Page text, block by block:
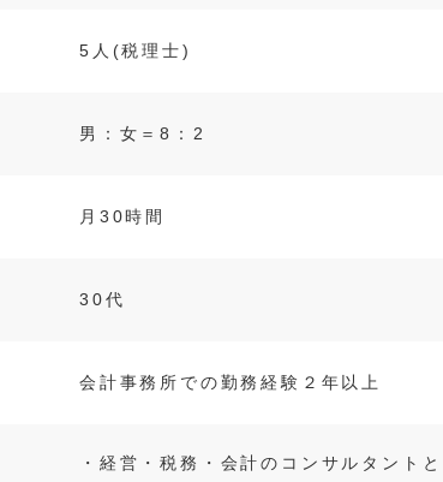
5人(税理士)
男：女＝8：2
月30時間
30代
会計事務所での勤務経験２年以上
・経営・税務・会計のコンサルタント